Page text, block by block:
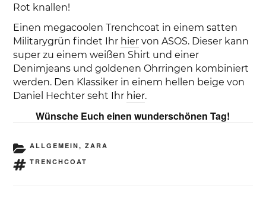
Rot knallen!
Einen megacoolen Trenchcoat in einem satten
Militarygrün findet Ihr hier von ASOS. Dieser kann
super zu einem weißen Shirt und einer
Denimjeans und goldenen Ohrringen kombiniert
werden. Den Klassiker in einem hellen beige von
Daniel Hechter seht Ihr hier.
Wünsche Euch einen wunderschönen Tag!
KATEGORIEN
ALLGEMEIN, ZARA
SCHLAGWÖRTER
TRENCHCOAT